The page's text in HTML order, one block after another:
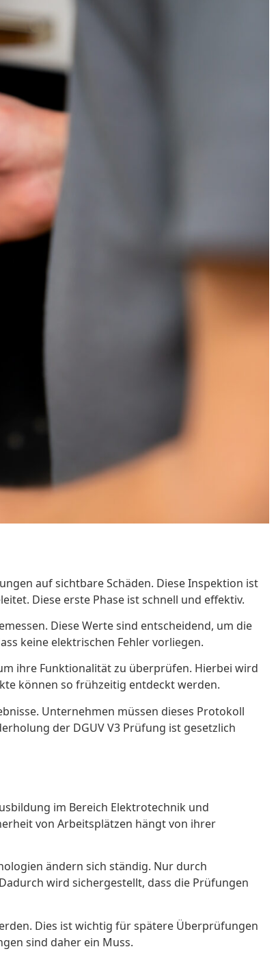
auf sichtbare Schäden. Diese Inspektion ist
Diese erste Phase ist schnell und effektiv.
Diese Werte sind entscheidend, um die
keine elektrischen Fehler vorliegen.
ihre Funktionalität zu überprüfen. Hierbei wird
können so frühzeitig entdeckt werden.
Unternehmen müssen dieses Protokoll
der DGUV V3 Prüfung ist gesetzlich
im Bereich Elektrotechnik und
von Arbeitsplätzen hängt von ihrer
ändern sich ständig. Nur durch
wird sichergestellt, dass die Prüfungen
Dies ist wichtig für spätere Überprüfungen
sind daher ein Muss.